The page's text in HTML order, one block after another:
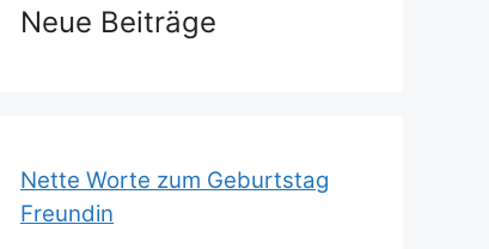
Neue Beiträge
Nette Worte zum Geburtstag
Freundin